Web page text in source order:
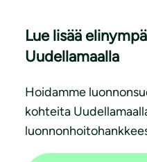
Lue lisää
Uudellamaalla
Hoidamme
kohteita